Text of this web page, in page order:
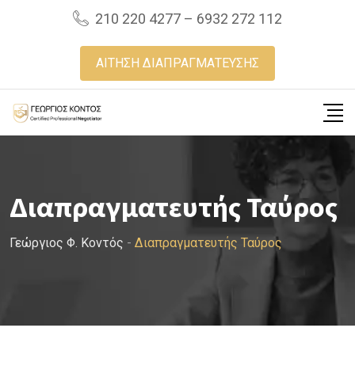
210 220 4277 – 6932 272 112
ΑΙΤΗΣΗ ΔΙΑΠΡΑΓΜΑΤΕΥΣΗΣ
Διαπραγματευτής Ταύρος
Γεώργιος Φ. Κοντός - Διαπραγματευτής Ταύρος